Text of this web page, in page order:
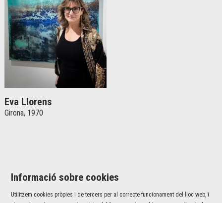
Eva Llorens
Girona, 1970
Informació sobre cookies
Utilitzem cookies pròpies i de tercers per al correcte funcionament del lloc web, i